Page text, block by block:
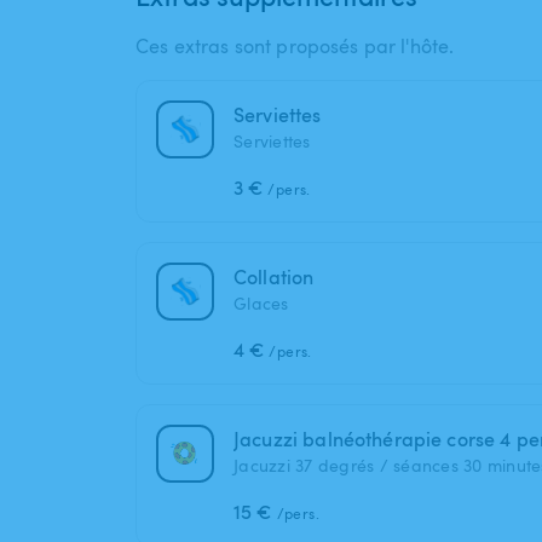
Ces extras sont proposés par l'hôte.
Serviettes
Serviettes
3 € /pers.
Collation
Glaces
4 € /pers.
Jacuzzi balnéothérapie corse 4
Jacuzzi 37 degrés / séances 30
15 € /pers.